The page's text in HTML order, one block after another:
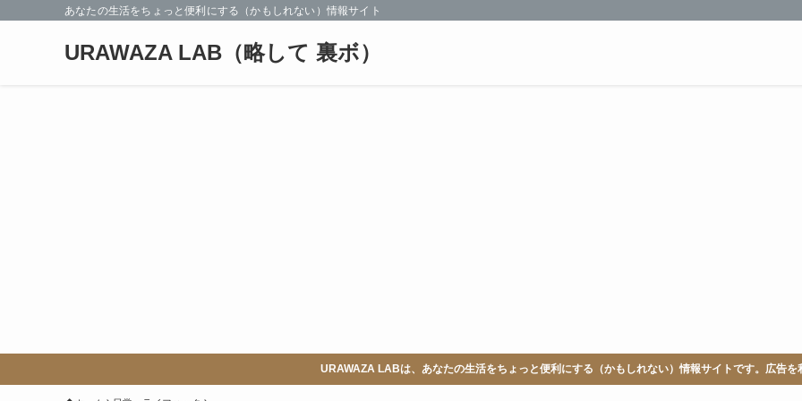
あなたの生活をちょっと便利にする（かもしれない）情報サイト
URAWAZA LAB（略して 裏ボ）
URAWAZA LABは、あなたの生活をちょっと便利にする（かもしれない）情報サイトです。広告を